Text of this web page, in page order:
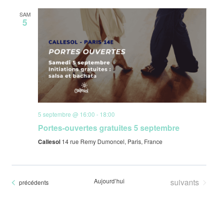
de
vues
SAM
5
5 septembre @ 16:00 - 18:00
Portes-ouvertes gratuites 5 septembre
Callesol 14 rue Remy Dumoncel, Paris, France
Évènements
précédents Aujourd’hui Évènements
suivants